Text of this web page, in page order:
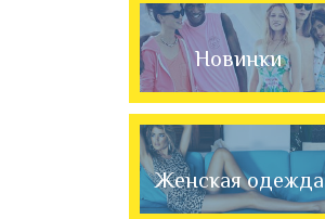
Новинки
Женская одежда